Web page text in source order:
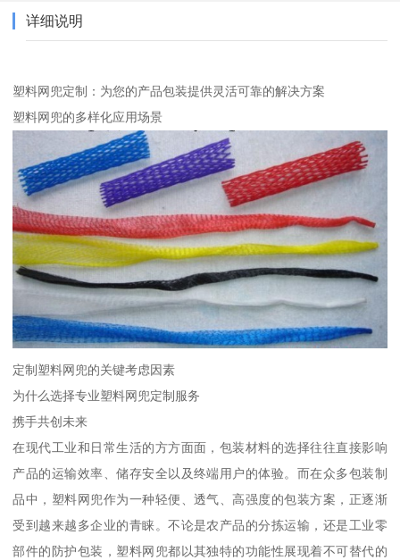
详细说明
塑料网兜定制：为您的产品包装提供灵活可靠的解决方案
塑料网兜的多样化应用场景
定制塑料网兜的关键考虑因素
为什么选择专业塑料网兜定制服务
携手共创未来
在现代工业和日常生活的方方面面，包装材料的选择往往直接影响
产品的运输效率、储存安全以及终端用户的体验。而在众多包装制
品中，塑料网兜作为一种轻便、透气、高强度的包装方案，正逐渐
受到越来越多企业的青睐。不论是农产品的分拣运输，还是工业零
部件的防护包装，塑料网兜都以其独特的功能性展现着不可替代的